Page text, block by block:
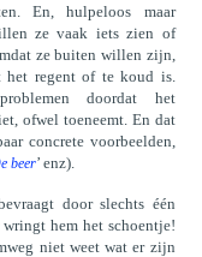
En, hulpeloos maar
ze vaak iets zien of
ze buiten willen zijn,
het regent of te koud is.
doordat het
ofwel toeneemt. En dat
concrete voorbeelden,
beer’ enz).
door slechts één
hem het schoentje!
niet weet wat er zijn